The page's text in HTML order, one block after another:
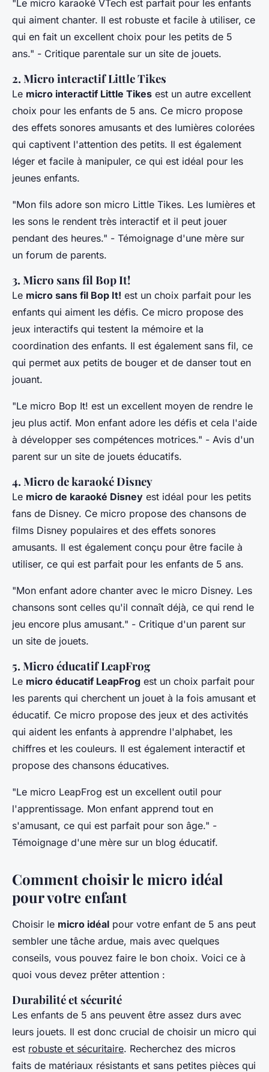
"Le micro karaoké VTech est parfait pour les enfants
qui aiment chanter. Il est robuste et facile à utiliser, ce
qui en fait un excellent choix pour les petits de 5
ans." - Critique parentale sur un site de jouets.
2. Micro interactif Little Tikes
Le micro interactif Little Tikes est un autre excellent
choix pour les enfants de 5 ans. Ce micro propose
des effets sonores amusants et des lumières colorées
qui captivent l'attention des petits. Il est également
léger et facile à manipuler, ce qui est idéal pour les
jeunes enfants.
"Mon fils adore son micro Little Tikes. Les lumières et
les sons le rendent très interactif et il peut jouer
pendant des heures." - Témoignage d'une mère sur
un forum de parents.
3. Micro sans fil Bop It!
Le micro sans fil Bop It! est un choix parfait pour les
enfants qui aiment les défis. Ce micro propose des
jeux interactifs qui testent la mémoire et la
coordination des enfants. Il est également sans fil, ce
qui permet aux petits de bouger et de danser tout en
jouant.
"Le micro Bop It! est un excellent moyen de rendre le
jeu plus actif. Mon enfant adore les défis et cela l'aide
à développer ses compétences motrices." - Avis d'un
parent sur un site de jouets éducatifs.
4. Micro de karaoké Disney
Le micro de karaoké Disney est idéal pour les petits
fans de Disney. Ce micro propose des chansons de
films Disney populaires et des effets sonores
amusants. Il est également conçu pour être facile à
utiliser, ce qui est parfait pour les enfants de 5 ans.
"Mon enfant adore chanter avec le micro Disney. Les
chansons sont celles qu'il connaît déjà, ce qui rend le
jeu encore plus amusant." - Critique d'un parent sur
un site de jouets.
5. Micro éducatif LeapFrog
Le micro éducatif LeapFrog est un choix parfait pour
les parents qui cherchent un jouet à la fois amusant et
éducatif. Ce micro propose des jeux et des activités
qui aident les enfants à apprendre l'alphabet, les
chiffres et les couleurs. Il est également interactif et
propose des chansons éducatives.
"Le micro LeapFrog est un excellent outil pour
l'apprentissage. Mon enfant apprend tout en
s'amusant, ce qui est parfait pour son âge." -
Témoignage d'une mère sur un blog éducatif.
Comment choisir le micro idéal
pour votre enfant
Choisir le micro idéal pour votre enfant de 5 ans peut
sembler une tâche ardue, mais avec quelques
conseils, vous pouvez faire le bon choix. Voici ce à
quoi vous devez prêter attention :
Durabilité et sécurité
Les enfants de 5 ans peuvent être assez durs avec
leurs jouets. Il est donc crucial de choisir un micro qui
est robuste et sécuritaire. Recherchez des micros
faits de matériaux résistants et sans petites pièces qui